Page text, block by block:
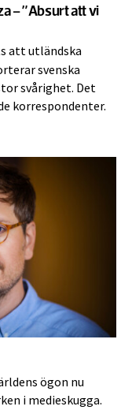
– ”Absurt att vi
att utländska
svenska
svårighet. Det
korrespondenter.
ögon nu
i medieskugga.